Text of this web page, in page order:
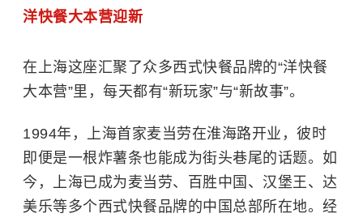
洋快餐大本营迎新
在上海这座汇聚了众多西式快餐品牌的“洋快餐
大本营”里， 每天都有“新玩家”与“新故事”。
1994年，上海首家麦当劳在淮海路开业，彼时
即便是一根炸薯条也能成为街头巷尾的话题。如
今，上海已成为麦当劳、百胜中国、汉堡王、达
美乐等多个西式快餐品牌的中国总部所在地。经